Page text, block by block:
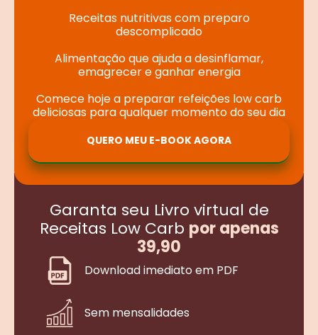
Receitas nutritivas com preparo
descomplicado
Alimentação que ajuda a desinflamar,
emagrecer e ganhar energia
Comece hoje a preparar refeições low carb
deliciosas para qualquer momento do seu dia
QUERO MEU E-BOOK AGORA
Garanta seu Livro virtual de
Receitas Low Carb por apenas
39,90
Download imediato em PDF
Sem mensalidades